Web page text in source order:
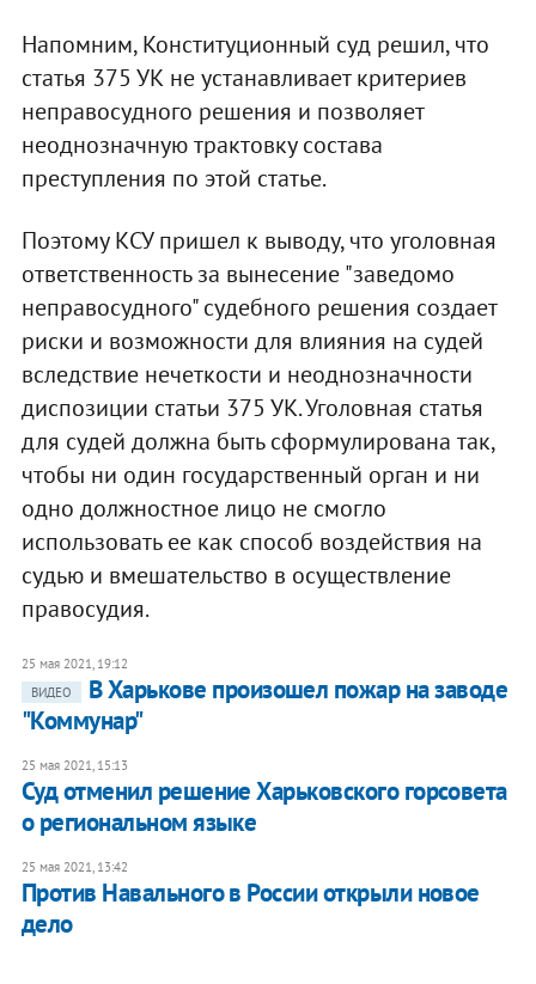
Напомним, Конституционный суд решил, что
статья 375 УК не устанавливает критериев
неправосудного решения и позволяет
неоднозначную трактовку состава
преступления по этой статье.
Поэтому КСУ пришел к выводу, что уголовная
ответственность за вынесение "заведомо
неправосудного" судебного решения создает
риски и возможности для влияния на судей
вследствие нечеткости и неоднозначности
диспозиции статьи 375 УК. Уголовная статья
для судей должна быть сформулирована так,
чтобы ни один государственный орган и ни
одно должностное лицо не смогло
использовать ее как способ воздействия на
судью и вмешательство в осуществление
правосудия.
25 мая 2021, 19:12
ВИДЕО
В Харькове произошел пожар на заводе
"Коммунар"
25 мая 2021, 15:13
Суд отменил решение Харьковского горсовета
о региональном языке
25 мая 2021, 13:42
Против Навального в России открыли новое
дело